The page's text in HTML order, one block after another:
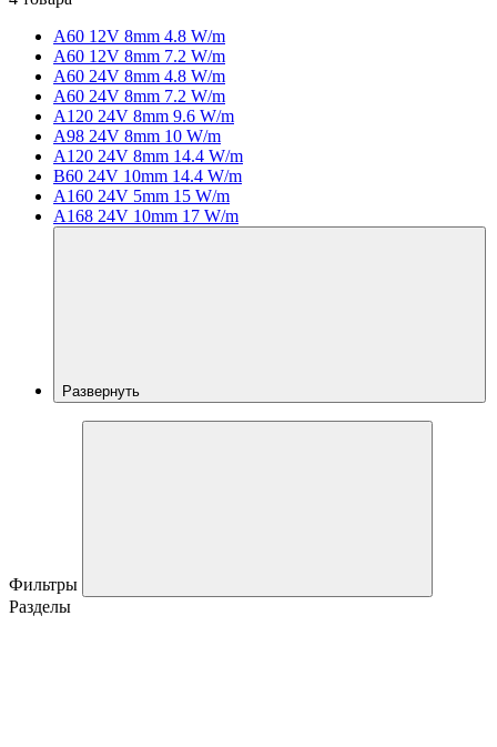
A60 12V 8mm 4.8 W/m
A60 12V 8mm 7.2 W/m
A60 24V 8mm 4.8 W/m
A60 24V 8mm 7.2 W/m
A120 24V 8mm 9.6 W/m
A98 24V 8mm 10 W/m
A120 24V 8mm 14.4 W/m
B60 24V 10mm 14.4 W/m
A160 24V 5mm 15 W/m
A168 24V 10mm 17 W/m
Развернуть
Фильтры
Разделы